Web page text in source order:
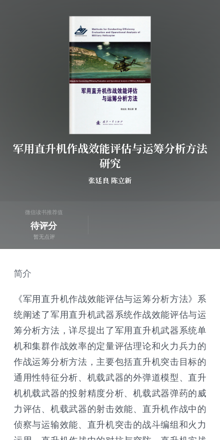
军用直升机作战效能评估与运筹分析方法
研究
张廷良 陈立新
微信读书推荐值
待评分
暂无点评
简介
《军用直升机作战效能评估与运筹分析方法》系
统阐述了军用直升机武器系统作战效能评估与运
筹分析方法，详尽提出了军用直升机武器系统单
机和集群作战效率的定量评估理论和火力兵力的
作战运筹分析方法，主要包括直升机突击目标的
通用性特征分析、机载武器的外弹道模型、直升
机机载武器的投射精度分析、机载武器弹药的威
力评估、机载武器的射击效能、直升机作战中的
侦察与运输效能、直升机突击的战斗编组和火力